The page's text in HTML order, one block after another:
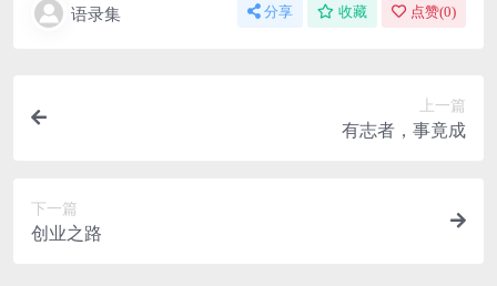
语录集 分享 收藏 点赞(0)
上一篇
有志者，事竟成
下一篇
创业之路